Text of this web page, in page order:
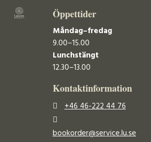
Öppettider
Måndag–fredag
9.00–15.00
Lunchstängt
12.30–13.00
Kontaktinformation
+46 46-222 44 76
bookorder@service.lu.se